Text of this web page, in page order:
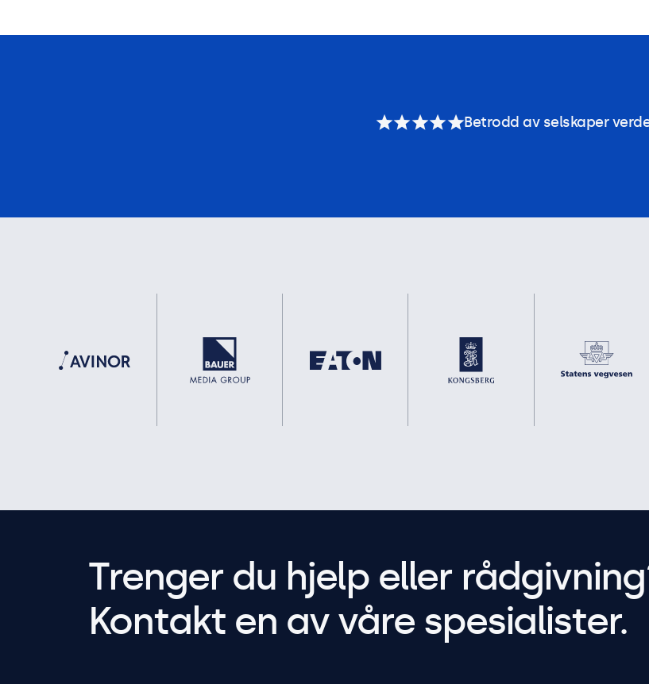
Betrodd av selskaper
Trenger du hjelp eller
Kontakt en av våre spesialister.